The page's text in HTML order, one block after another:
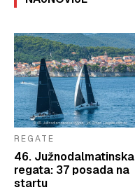
REGATE
46. Južnodalmatinska
regata: 37 posada na
startu